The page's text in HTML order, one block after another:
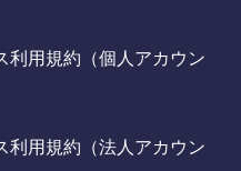
利用規約（個人アカウン
利用規約（法人アカウン